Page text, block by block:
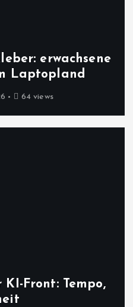
erwachsene
Laptopland
64 views
Front: Tempo,